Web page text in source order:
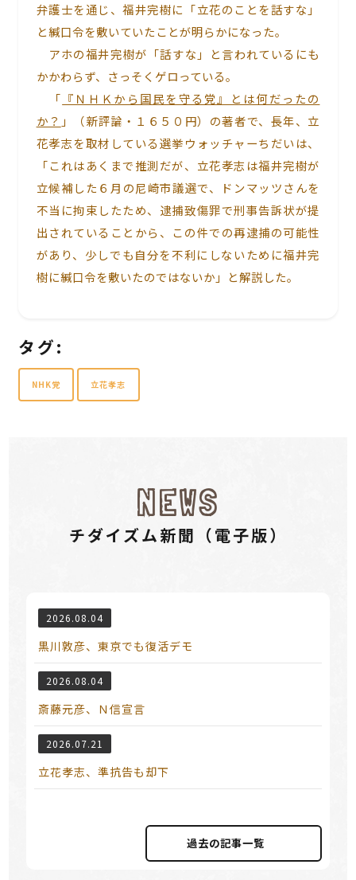
弁護士を通じ、福井完樹に「立花のことを話すな」
と緘口令を敷いていたことが明らかになった。
アホの福井完樹が「話すな」と言われているにも
かかわらず、さっそくゲロっている。
「 『ＮＨＫから国民を守る党』とは何だったの
か？ 」（新評論・１６５０円）の著者で、長年、立
花孝志を取材している選挙ウォッチャーちだいは、
「これはあくまで推測だが、立花孝志は福井完樹が
立候補した６月の尼崎市議選で、ドンマッツさんを
不当に拘束したため、逮捕致傷罪で刑事告訴状が提
出されていることから、この件での再逮捕の可能性
があり、少しでも自分を不利にしないために福井完
樹に緘口令を敷いたのではないか」と解説した。
タグ:
NHK党 立花孝志
NEWS
チダイズム新聞（電⼦版）
2026.08.04
黒川敦彦、東京でも復活デモ
2026.08.04
斎藤元彦、Ｎ信宣言
2026.07.21
立花孝志、準抗告も却下
過去の記事⼀覧